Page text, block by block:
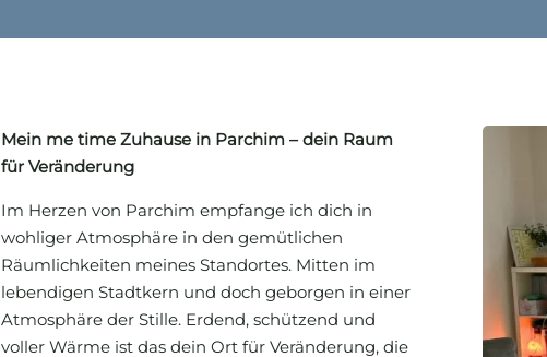
Mein me time Zuhause in Parchim – dein Raum
für Veränderung
Im Herzen von Parchim empfange ich dich in
wohliger Atmosphäre in den gemütlichen
Räumlichkeiten meines Standortes. Mitten im
lebendigen Stadtkern und doch geborgen in einer
Atmosphäre der Stille. Erdend, schützend und
voller Wärme ist das dein Ort für Veränderung, die